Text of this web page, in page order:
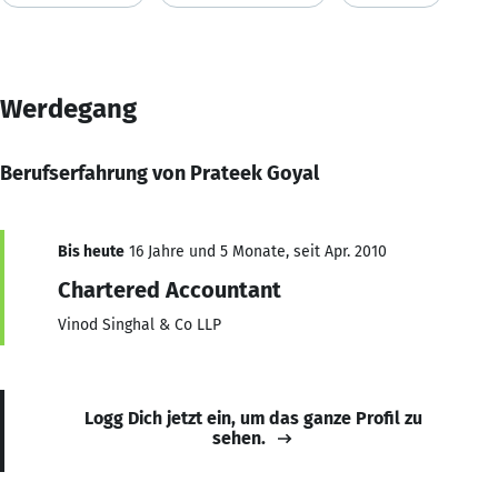
Werdegang
Berufserfahrung von Prateek Goyal
Bis heute 16 Jahre und 5 Monate, seit Apr. 2010
Chartered Accountant
Vinod Singhal & Co LLP
Logg Dich jetzt ein, um das ganze Profil zu
sehen.